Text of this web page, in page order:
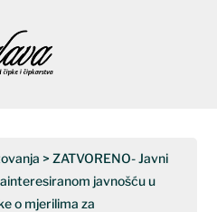
>ZATVORENO- Javni
javnošću u
o mjerilima za